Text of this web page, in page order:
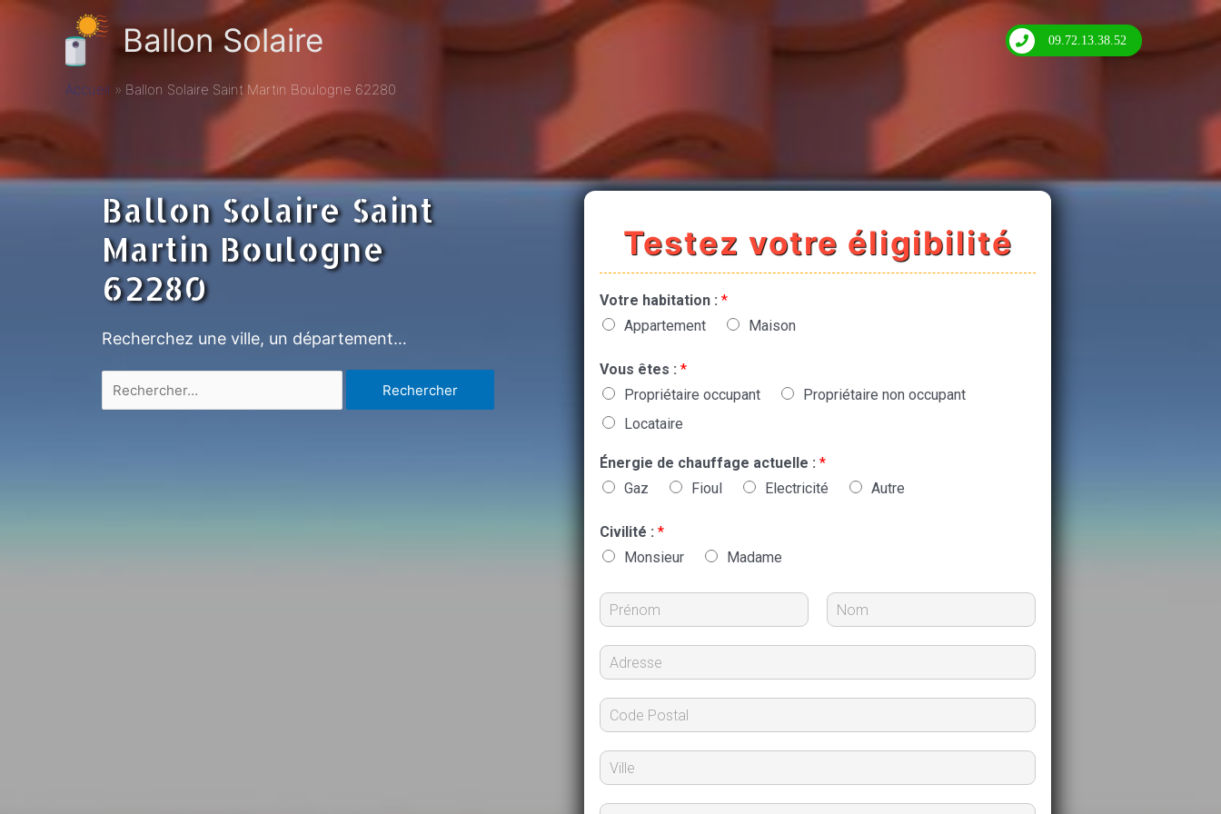
Ballon Solaire 09.72.13.38.52
Accueil Ballon Solaire Saint Martin Boulogne 62280
Ballon Solaire Saint
Martin Boulogne
62280
Recherchez une ville, un département…
Testez votre éligibilité
Votre habitation : *
Appartement
Maison
Vous êtes : *
Propriétaire occupant
Propriétaire non occupant
Locataire
Énergie de chauffage actuelle : *
Gaz
Fioul Electricité Autre
Civilité : *
Monsieur
Madame